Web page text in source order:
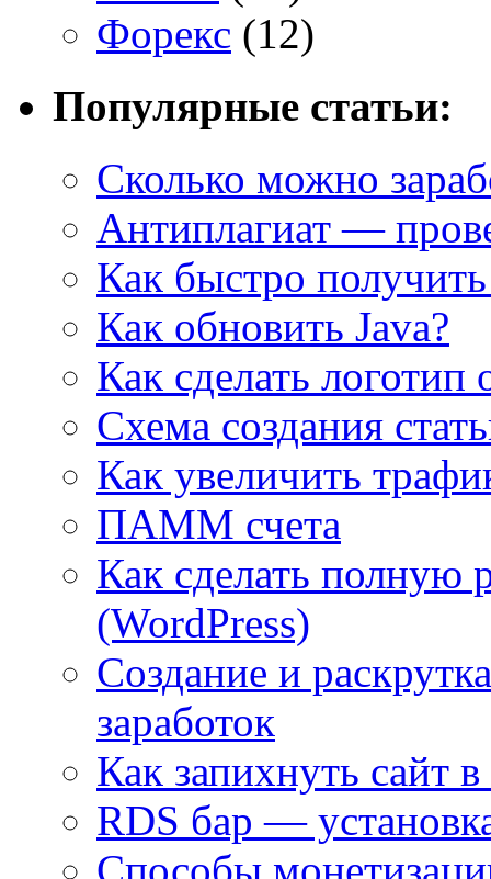
Форекс (12)
Популярные статьи:
Сколько можно
Антиплагиат —
Как быстро
Как обновить Java?
Как сделать логотип
Cхема создания
Как увеличить
ПАММ счета
Как сделать полную
(WordPress)
Создание и
заработок
Как запихнуть сайт
RDS бар —